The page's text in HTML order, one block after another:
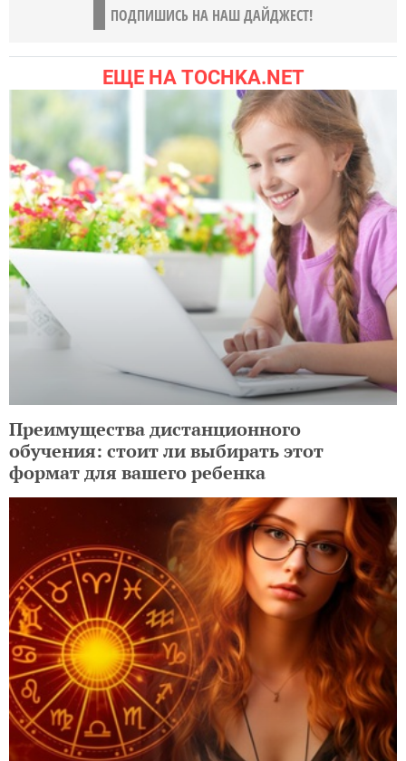
ПОДПИШИСЬ НА НАШ ДАЙДЖЕСТ!
ЕЩЕ НА TOCHKA.NET
Преимущества дистанционного
обучения: стоит ли выбирать этот
формат для вашего ребенка